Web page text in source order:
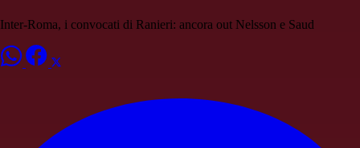
Inter-Roma, i convocati di Ranieri: ancora out Nelsson e Saud